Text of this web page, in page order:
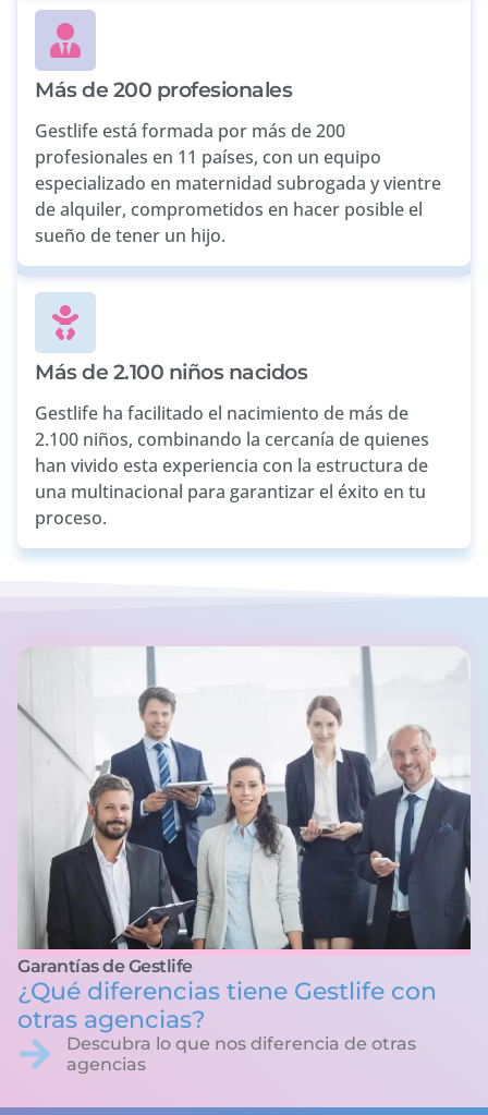
Más de 200 profesionales
Gestlife está formada por más de 200
profesionales en 11 países, con un equipo
especializado en maternidad subrogada y vientre
de alquiler, comprometidos en hacer posible el
sueño de tener un hijo.
Más de 2.100 niños nacidos
Gestlife ha facilitado el nacimiento de más de
2.100 niños, combinando la cercanía de quienes
han vivido esta experiencia con la estructura de
una multinacional para garantizar el éxito en tu
proceso.
Garantías de Gestlife
¿Qué diferencias tiene Gestlife con
otras agencias?
Descubra lo que nos diferencia de otras
agencias